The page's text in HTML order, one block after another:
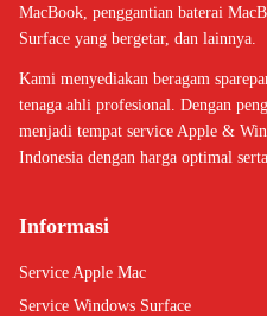
MacBook, penggantian baterai
Surface yang bergetar, dan lainnya.
Kami menyediakan beragam
tenaga ahli profesional. Dengan
menjadi tempat service Apple &
Indonesia dengan harga optimal
Informasi
Service Apple Mac
Service Windows Surface